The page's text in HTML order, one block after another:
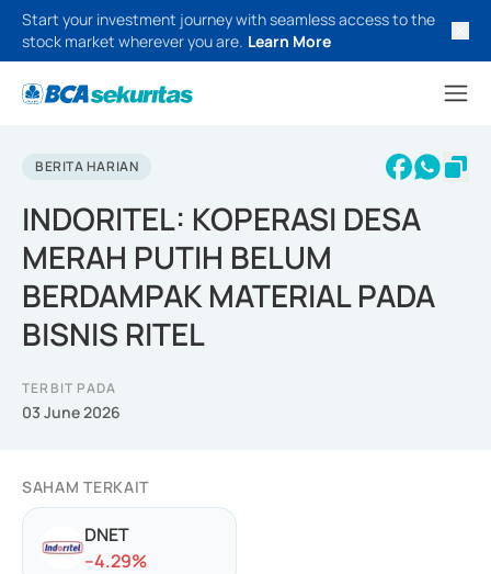
Start your investment journey with seamless access to the
stock market wherever you are. Learn More
BERITA HARIAN
INDORITEL: KOPERASI DESA
MERAH PUTIH BELUM
BERDAMPAK MATERIAL PADA
BISNIS RITEL
TERBIT PADA
03 June 2026
SAHAM TERKAIT
DNET
--4.29%